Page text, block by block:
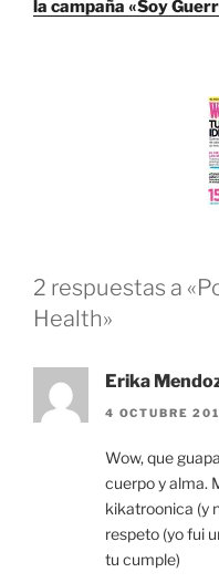
la campaña «Soy
2 respuestas a
Health»
Erika
4 OCTUBRE
Wow, que
cuerpo y alma.
kikatroonica (y
respeto (yo fui
tu cumple)